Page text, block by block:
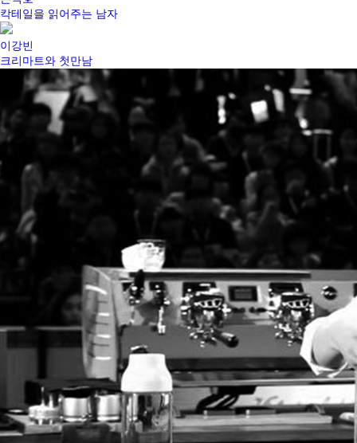
칵테일을 읽어주는 남자
이강빈
크리마트와 첫만남